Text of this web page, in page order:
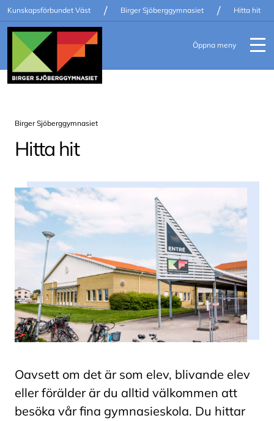
Kunskapsförbundet Väst / Birger Sjöberggymnasiet / Hitta hit
Öppna meny
Birger Sjöberggymnasiet
Hitta hit
Oavsett om det är som elev, blivande elev
eller förälder är du alltid välkommen att
besöka vår fina gymnasieskola. Du hittar